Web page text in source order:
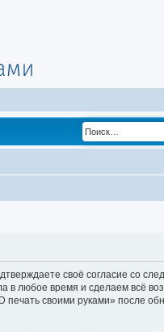
своё согласие со
в любое время и сделаем всё
своими руками» после